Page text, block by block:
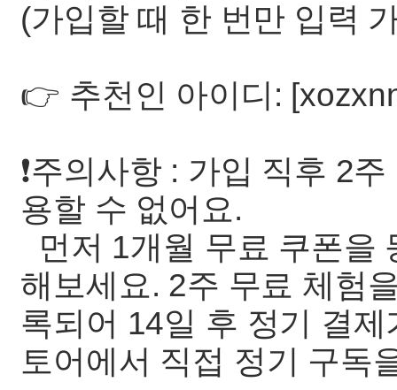
(가입할 때 한 번만 입력
👉 추천인 아이디:
❗주의사항 : 가입 직후 2
용할 수 없어요.
먼저 1개월 무료 쿠폰을
해보세요. 2주 무료 체험
록되어 14일 후 정기 결
토어에서 직접 정기 구독